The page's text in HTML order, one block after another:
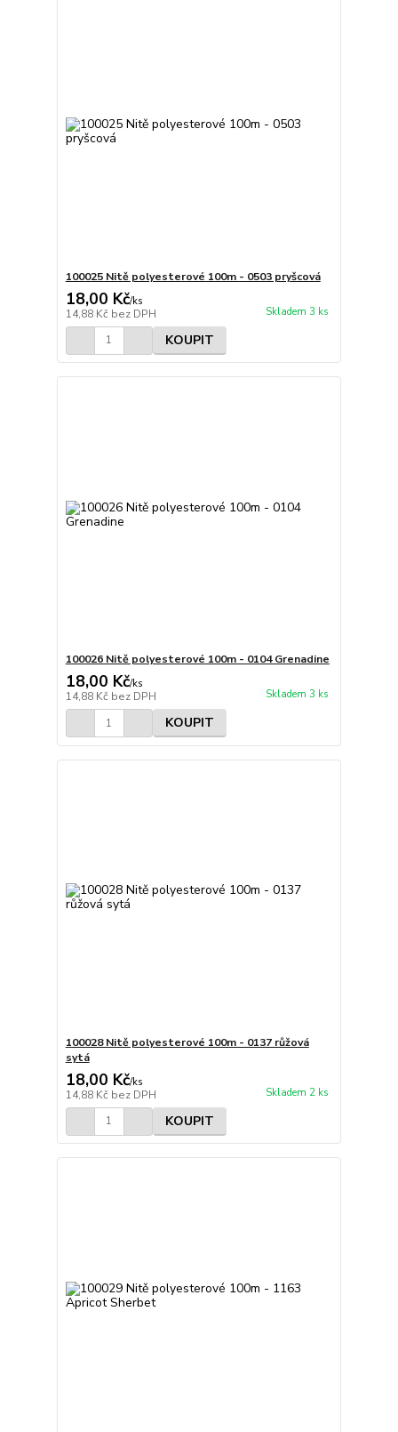
100025 Nitě polyesterové 100m - 0503 pryšcová
18,00 Kč/ks
14,88 Kč bez DPH Skladem 3 ks
KOUPIT
100026 Nitě polyesterové 100m - 0104 Grenadine
18,00 Kč/ks
14,88 Kč bez DPH Skladem 3 ks
KOUPIT
100028 Nitě polyesterové 100m - 0137 růžová
sytá
18,00 Kč/ks
14,88 Kč bez DPH Skladem 2 ks
KOUPIT